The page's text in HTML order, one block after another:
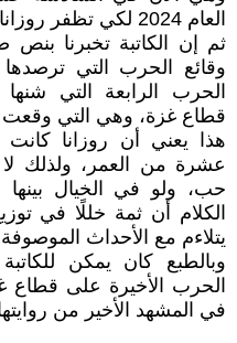
العام 2024 لكي تظفر روزانا بهذا العمر الفتي.
وقائع الحرب التي
الحرب الرابعة التي
قطاع غزة، وهي التي وقعت في
هذا يعني أن روزانا
عشرة من العمر، ولذلك
حب، ولو في الخيال
الكلام أن ثمة خللًا في
يتلاءم مع الأحداث
وبالطبع كان يمكن
الحرب الأخيرة على
في المشهد الأخير من